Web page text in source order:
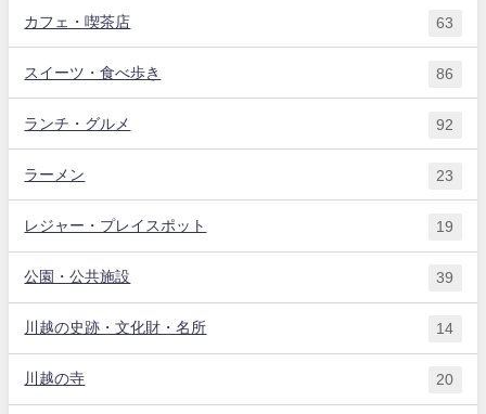
カフェ・喫茶店 63
スイーツ・食べ歩き 86
ランチ・グルメ 92
ラーメン 23
レジャー・プレイスポット 19
公園・公共施設 39
川越の史跡・文化財・名所 14
川越の寺 20